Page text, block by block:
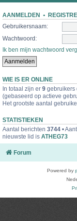
AANMELDEN •
Gebruikersnaam:
Wachtwoord:
Ik ben mijn wachtwoord
WIE IS ER ONLINE
In totaal zijn er 9 gebruikers
(gebaseerd op actieve
Het grootste aantal
STATISTIEKEN
Aantal berichten 3744 •
nieuwste lid is ATHEG73
Forum
Powered by